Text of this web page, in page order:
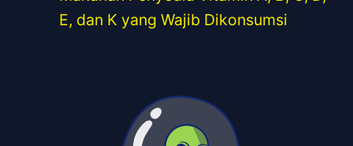
E, dan K yang Wajib Dikonsumsi